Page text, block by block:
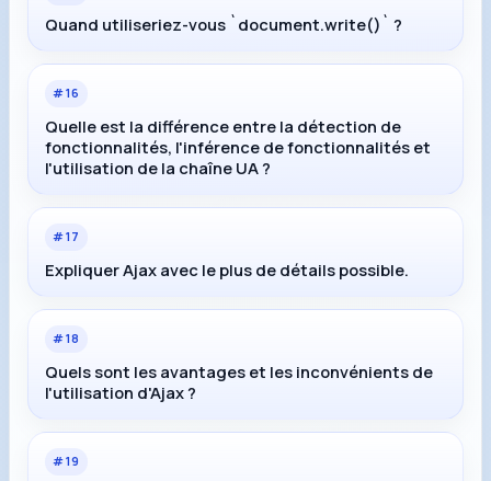
Quand utiliseriez-vous `document.write()` ?
#16
Quelle est la différence entre la détection de
fonctionnalités, l'inférence de fonctionnalités et
l'utilisation de la chaîne UA ?
#17
Expliquer Ajax avec le plus de détails possible.
#18
Quels sont les avantages et les inconvénients de
l'utilisation d'Ajax ?
#19